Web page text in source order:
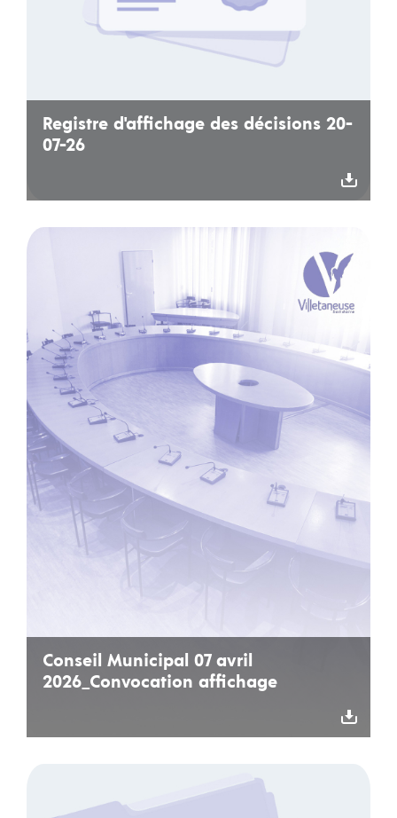
Registre d'affichage des décisions 20-
07-26
Conseil Municipal 07 avril
2026_Convocation affichage